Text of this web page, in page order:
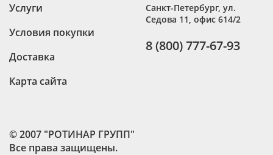
© 2007 "РОТИНАР ГРУПП"
Все права защищены.
Услуги
Условия покупки
Доставка
Карта сайта
Санкт-Петербург, ул.
Седова 11, офис 614/2
8 (800) 777-67-93